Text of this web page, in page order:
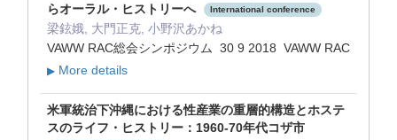
らオーラル・ヒストリーへ
International conference
梁鉉娥, 大門正克, 小野沢あかね
VAWW RAC総会シンポジウム 30 9 2018 VAWW RAC
▶ More details
米軍統治下沖縄における性産業の重層的構造とホステ
スのライフ・ヒストリー：1960-70年代コザ市